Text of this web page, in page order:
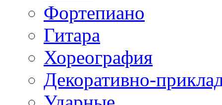
Фортепиано
Гитара
Хореография
Декоративно-